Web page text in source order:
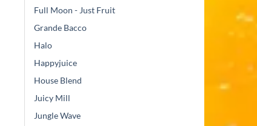
Full Moon - Just Fruit
Grande Bacco
Halo
Happyjuice
House Blend
Juicy Mill
Jungle Wave